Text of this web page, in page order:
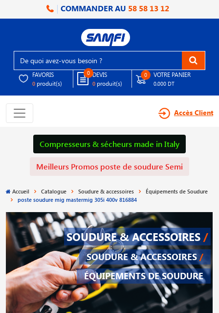
COMMANDER AU 58 58 13 12
FAVORIS
0 produit(s)
0 DEVIS
0 produit(s)
0 VOTRE PANIER
0.000 DT
Accès Client
Compresseurs & sécheurs made in Italy
Meilleurs Promos poste de soudure Semi
Accueil Catalogue Soudure & accessoires
Équipements de Soudure
poste soudure mig mastermig 305i 400v 816884
SOUDURE & ACCESSOIRES /
SOUDURE & ACCESSOIRES /
ÉQUIPEMENTS DE SOUDURE